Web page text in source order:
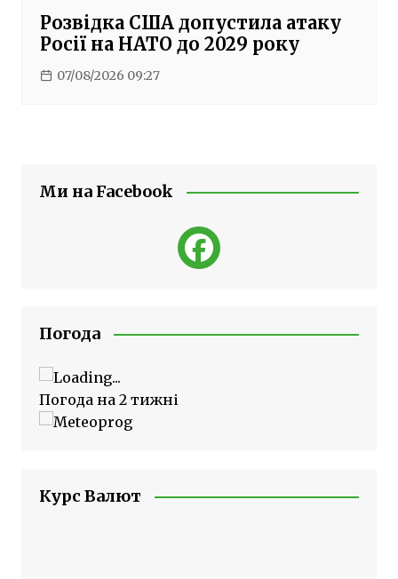
Розвідка США допустила атаку
Росії на НАТО до 2029 року
07/08/2026 09:27
Ми на Facebook
Погода
Погода на 2 тижні
Курс Валют